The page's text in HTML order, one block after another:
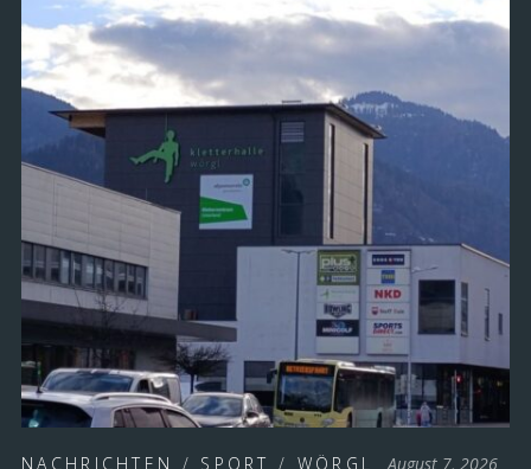
NACHRICHTEN / SPORT / WÖRGL August 7, 2026